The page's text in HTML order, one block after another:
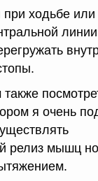
при ходьбе
я очень
релиз мышц